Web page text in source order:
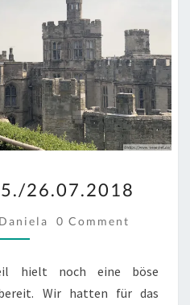
25./26.07.2018
26.07.2018
Daniela COMMENTS
0 Comment
hielt noch eine böse
Wir hatten für das